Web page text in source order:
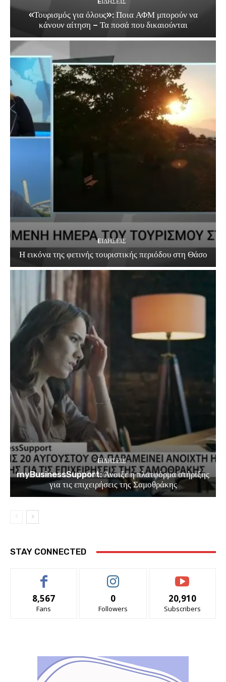
«Τουρισμός για όλους»: Ποια ΑΦΜ μπορούν να
κάνουν αίτηση – Τα ποσά που δικαιούνται
EΙΔΗΣΕΙΣ
Η εικόνα της φετινής τουριστικής περιόδου στη Θάσο
EΙΔΗΣΕΙΣ
myBusinessSupport: Άνοιξε η πλατφόρμα στήριξης
για τις επιχειρήσεις της Σαμοθράκης
STAY CONNECTED
8,567
Fans
0
Followers
20,910
Subscribers